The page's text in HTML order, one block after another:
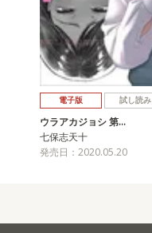
電子版 試し読み
ウラアカジョシ 第…
七保志天十
発売日：2020.05.20